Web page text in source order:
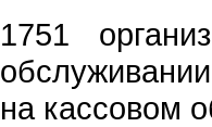
1751
на кассовом